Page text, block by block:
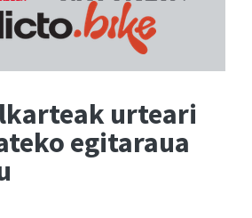
urteari
egitaraua